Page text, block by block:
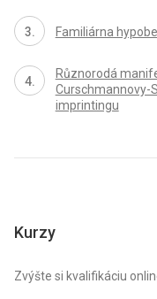
Familiárna
Různorodá
Curschmannovy-
imprintingu
Kurzy
Zvýšte si kvalifikáciu